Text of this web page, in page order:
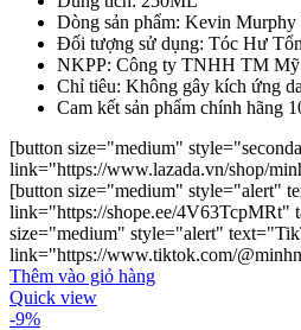
Dòng sản phẩm: Kevin
Đối tượng sử dụng: Tóc Hư Tổn
NKPP: Công ty TNHH TM Mỹ
Chỉ tiêu: Không gây kích ứng
Cam kết sản phẩm chính hãng
[button size="medium"
link="https://www.lazada.vn/shop/
[button size="medium" style="alert"
link="https://shope.ee/4V63TcpMRt"
size="medium" style="alert"
link="https://www.tiktok.com/
Thêm vào giỏ hàng
Quick view
-9%